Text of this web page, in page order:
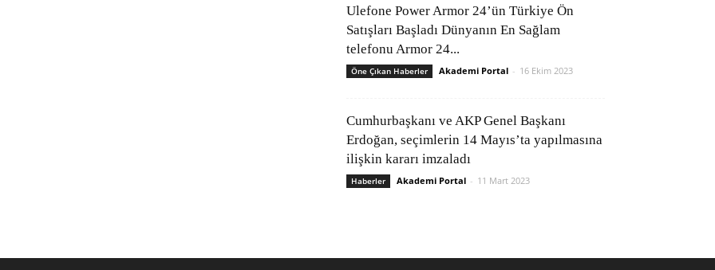
Ulefone Power Armor 24’ün Türkiye Ön
Satışları Başladı Dünyanın En Sağlam
telefonu Armor 24...
Öne Çıkan Haberler Akademi Portal - 16 Ekim 2023
Cumhurbaşkanı ve AKP Genel Başkanı
Erdoğan, seçimlerin 14 Mayıs’ta yapılmasına
ilişkin kararı imzaladı
Haberler Akademi Portal - 11 Mart 2023